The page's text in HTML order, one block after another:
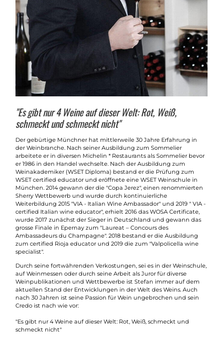
"Es gibt nur 4 Weine auf dieser Welt: Rot, Weiß,
schmeckt und schmeckt nicht"
Der gebürtige Münchner hat mittlerweile 30 Jahre Erfahrung in
der Weinbranche. Nach seiner Ausbildung zum Sommelier
arbeitete er in diversen Michelin * Restaurants als Sommelier bevor
er 1986 in den Handel wechselte. Nach der Ausbildung zum
Weinakademiker (WSET Diploma) bestand er die Prüfung zum
WSET certified educator und eröffnete eine WSET Weinschule in
München. 2014 gewann der die "Copa Jerez", einen renommierten
Sherry Wettbewerb und wurde durch kontinuierliche
Weiterbildung 2015 "VIA - Italian Wine Ambassador" und 2019 " VIA -
certified Italian wine educator", erhielt 2016 das WOSA Certificate,
wurde 2017 zunächst der Sieger in Deutschland und gewann das
grosse Finale in Epernay zum "Laureat – Concours des
Ambassadeurs du Champagne". 2018 bestand er die Ausbildung
zum certified Rioja educator und 2019 die zum "Valpolicella wine
specialist".
Durch seine fortwährenden Verkostungen, sei es in der Weinschule,
auf Weinmessen oder durch seine Arbeit als Juror für diverse
Weinpublikationen und Wettbewerbe ist Stefan immer auf dem
aktuellen Stand der Entwicklungen in der Welt des Weins. Auch
nach 30 Jahren ist seine Passion für Wein ungebrochen und sein
Credo ist nach wie vor:
"Es gibt nur 4 Weine auf dieser Welt: Rot, Weiß, schmeckt und
schmeckt nicht"